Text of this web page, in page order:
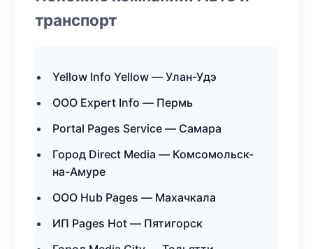
транспорт
Yellow Info Yellow — Улан-Удэ
ООО Expert Info — Пермь
Portal Pages Service — Самара
Город Direct Media — Комсомольск-
на-Амуре
ООО Hub Pages — Махачкала
ИП Pages Hot — Пятигорск